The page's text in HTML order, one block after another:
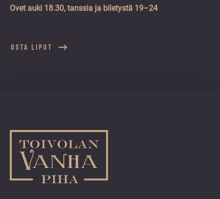
Ovet auki 18.30, tanssia ja biletystä 19–24
OSTA LIPUT